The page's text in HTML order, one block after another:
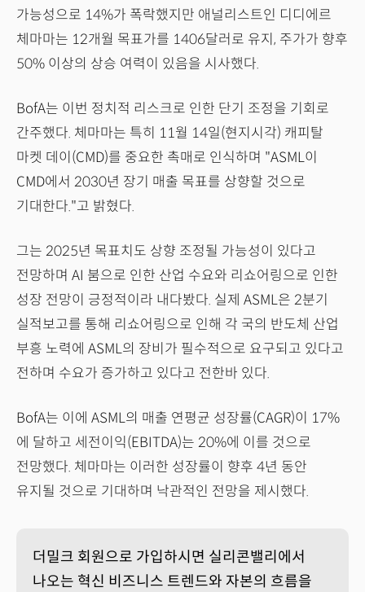
가능성으로 14%가 폭락했지만 애널리스트인 디디에르
체마마는 12개월 목표가를 1406달러로 유지, 주가가 향후
50% 이상의 상승 여력이 있음을 시사했다.
BofA는 이번 정치적 리스크로 인한 단기 조정을 기회로
간주했다. 체마마는 특히 11월 14일(현지시각) 캐피탈
마켓 데이(CMD)를 중요한 촉매로 인식하며 "ASML이
CMD에서 2030년 장기 매출 목표를 상향할 것으로
기대한다."고 밝혔다.
그는 2025년 목표치도 상향 조정될 가능성이 있다고
전망하며 AI 붐으로 인한 산업 수요와 리쇼어링으로 인한
성장 전망이 긍정적이라 내다봤다. 실제 ASML은 2분기
실적보고를 통해 리쇼어링으로 인해 각 국의 반도체 산업
부흥 노력에 ASML의 장비가 필수적으로 요구되고 있다고
전하며 수요가 증가하고 있다고 전한바 있다.
BofA는 이에 ASML의 매출 연평균 성장률(CAGR)이 17%
에 달하고 세전이익(EBITDA)는 20%에 이를 것으로
전망했다. 체마마는 이러한 성장률이 향후 4년 동안
유지될 것으로 기대하며 낙관적인 전망을 제시했다.
더밀크 회원으로 가입하시면 실리콘밸리에서
나오는 혁신 비즈니스 트렌드와 자본의 흐름을